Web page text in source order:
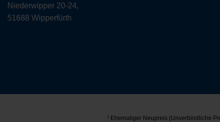
Niederwipper 20-24,
51688 Wipperfürth
1Ehemaliger Neupreis (Unverbindliche